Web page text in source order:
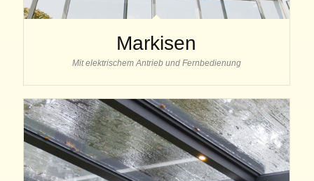
Markisen
Mit elektrischem Antrieb und Fernbedienung